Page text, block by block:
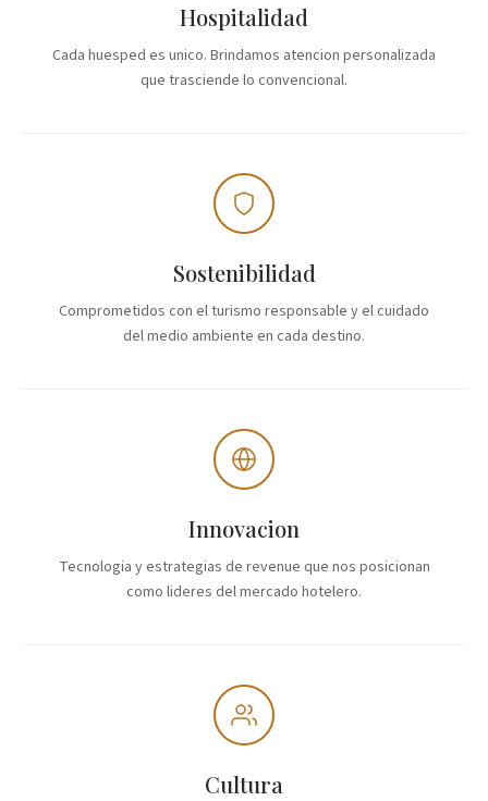
Hospitalidad
Cada huesped es unico. Brindamos atencion personalizada
que trasciende lo convencional.
Sostenibilidad
Comprometidos con el turismo responsable y el cuidado
del medio ambiente en cada destino.
Innovacion
Tecnologia y estrategias de revenue que nos posicionan
como lideres del mercado hotelero.
Cultura